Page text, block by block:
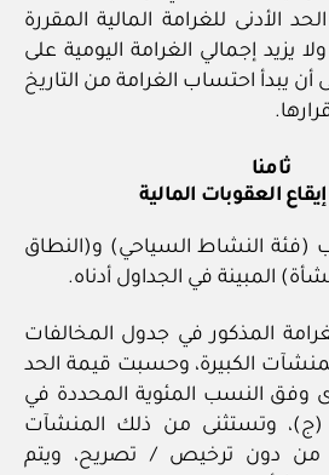
(٥٪) من الحد الأدنى للغرامة المالية المقررة
يزيد إجمالي الغرامة اليومية على
أن يبدأ احتساب الغرامة من التاريخ
ثامنا
العقوبات المالية
(فئة النشاط السياحي) و(النطاق
المبينة في الجداول أدناه.
المذكور في جدول المخالفات
الكبيرة، وحسبت قيمة الحد
وفق النسب المئوية المحددة في
وتستثنى من ذلك المنشآت
من دون ترخيص / تصريح، ويتم